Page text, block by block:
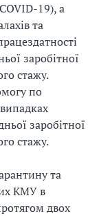
19), а
та
заробітної
стажу.
по
заробітної
стажу.
та
КМУ в
двох